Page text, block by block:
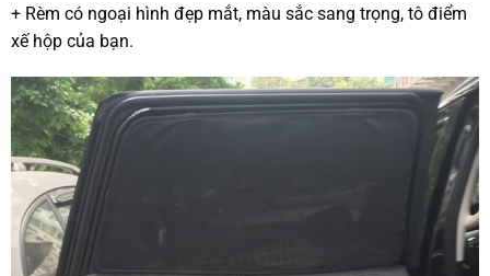
+ Rèm có ngoại hình đẹp mắt, màu sắc sang trọng, tô điểm
xế hộp của bạn.